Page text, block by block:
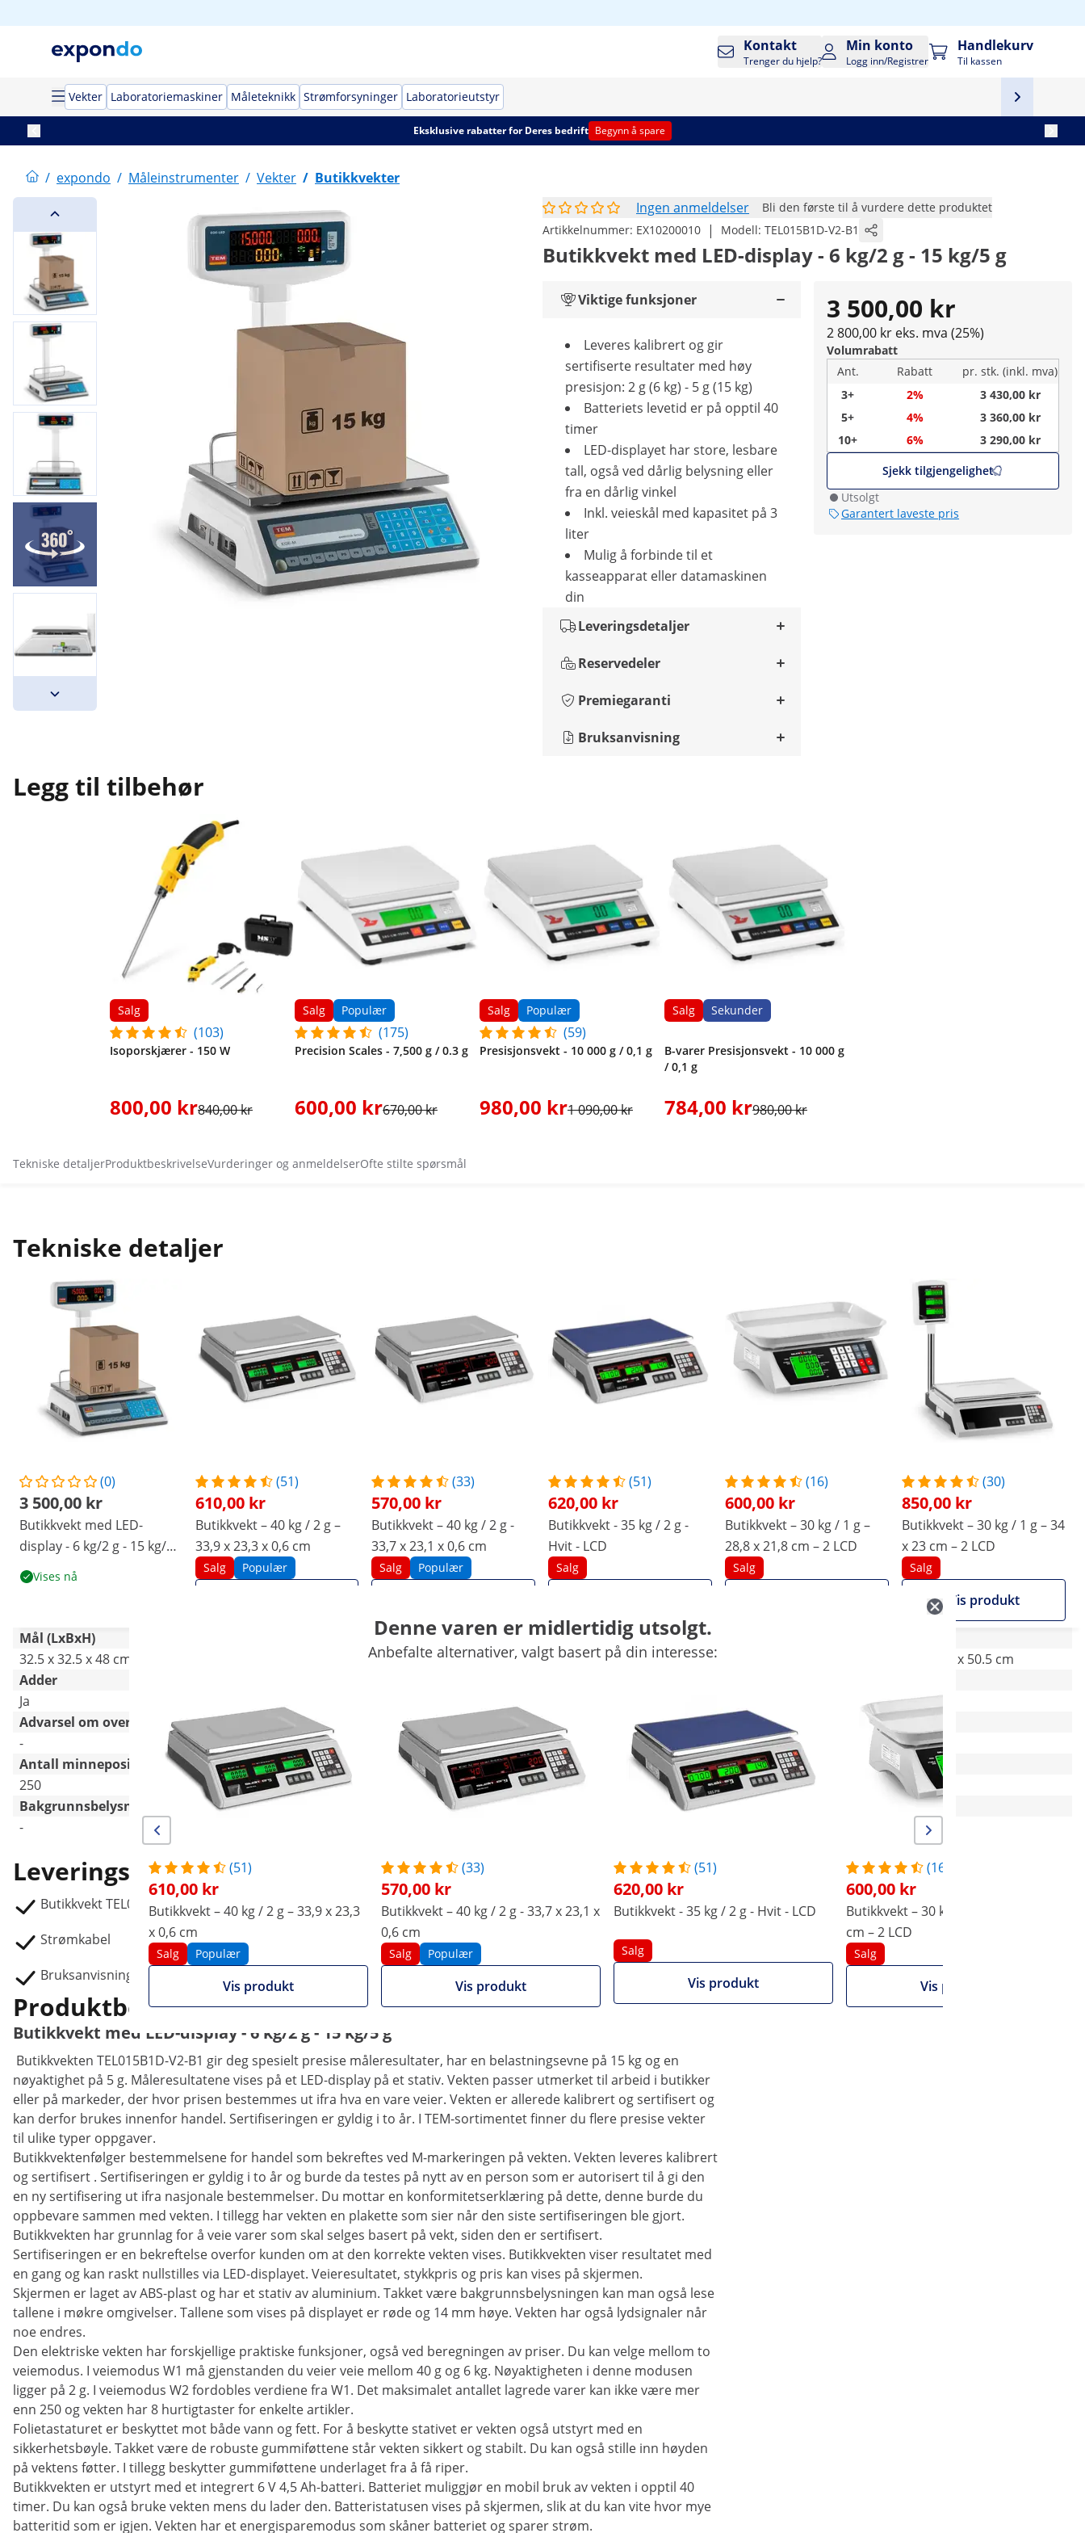
Kontakt
Trenger du hjelp?
Min konto
Logg inn/Registrer
Handlekurv
Til kassen
Vekter Laboratoriemaskiner Måleteknikk Strømforsyninger Laboratorieutstyr
Eksklusive rabatter for Deres bedrift Begynn å spare
/ expondo / Måleinstrumenter / Vekter / Butikkvekter
Ingen anmeldelser
Bli den første til å vurdere dette produktet
Artikkelnummer: EX10200010 | Modell: TEL015B1D-V2-B1
Butikkvekt med LED-display - 6 kg/2 g - 15 kg/5 g
3 500,00 kr
2 800,00 kr eks. mva (25%)
Volumrabatt
Ant.
Rabatt
pr. stk. (inkl. mva)
3+
2%
3 430,00 kr
5+
4%
3 360,00 kr
10+
6%
3 290,00 kr
Sjekk tilgjengelighet
Utsolgt
Garantert laveste pris
Viktige funksjoner
Leveres kalibrert og gir
sertifiserte resultater med høy
presisjon: 2 g (6 kg) - 5 g (15 kg)
Batteriets levetid er på opptil 40
timer
LED-displayet har store, lesbare
tall, også ved dårlig belysning eller
fra en dårlig vinkel
Inkl. veieskål med kapasitet på 3
liter
Mulig å forbinde til et
kasseapparat eller datamaskinen
din
Leveringsdetaljer
Reservedeler
Premiegaranti
Bruksanvisning
Legg til tilbehør
Salg
(103)
Isoporskjærer - 150 W
800,00 kr840,00 kr
Salg Populær
(175)
Precision Scales - 7,500 g / 0.3 g
600,00 kr670,00 kr
Salg Populær
(59)
Presisjonsvekt - 10 000 g / 0,1 g
980,00 kr1 090,00 kr
Salg Sekunder
B-varer Presisjonsvekt - 10 000 g
/ 0,1 g
784,00 kr980,00 kr
Tekniske detaljerProduktbeskrivelseVurderinger og anmeldelserOfte stilte spørsmål
Tekniske detaljer
(0)
3 500,00 kr
Butikkvekt med LED-
display - 6 kg/2 g - 15 kg/5
g
Vises nå
(51)
610,00 kr
Butikkvekt – 40 kg / 2 g –
33,9 x 23,3 x 0,6 cm
Salg Populær
(33)
570,00 kr
Butikkvekt – 40 kg / 2 g -
33,7 x 23,1 x 0,6 cm
Salg Populær
(51)
620,00 kr
Butikkvekt - 35 kg / 2 g -
Hvit - LCD
Salg
(16)
600,00 kr
Butikkvekt – 30 kg / 1 g –
28,8 x 21,8 cm – 2 LCD
Salg
(30)
850,00 kr
Butikkvekt – 30 kg / 1 g – 34
x 23 cm – 2 LCD
Salg
Vis produkt
Mål (LxBxH)
32.5 x 32.5 x 48 cm
34.3 x 33 x 12 cm 11.4 x 33.2 x 34.2 cm
36.5 x 38 x 50.5 cm
Adder
Ja
Ja
Advarsel om overbelastning
-
Ja Ja Ja
Ja
Antall minneposisjoner
250
7 - -
-
Bakgrunnsbelysning
-
Leveringsomfang
Butikkvekt TEL015B1D-V2-B1
Strømkabel
Bruksanvisning
Denne varen er midlertidig utsolgt.
Anbefalte alternativer, valgt basert på din interesse:
(51)
610,00 kr
Butikkvekt – 40 kg / 2 g – 33,9 x 23,3
x 0,6 cm
Salg Populær
Vis produkt
(33)
570,00 kr
Butikkvekt – 40 kg / 2 g - 33,7 x 23,1 x
0,6 cm
Salg Populær
Vis produkt
(51)
620,00 kr
Butikkvekt - 35 kg / 2 g - Hvit - LCD
Salg
Vis produkt
(16)
600,00 kr
Butikkvekt – 30 kg / 1 g – 28,8 x 21,8
cm – 2 LCD
Salg
Vis produkt
Produktbeskrivelse
Butikkvekt med LED-display - 6 kg/2 g - 15 kg/5 g
Butikkvekten TEL015B1D-V2-B1 gir deg spesielt presise måleresultater, har en belastningsevne på 15 kg og en
nøyaktighet på 5 g. Måleresultatene vises på et LED-display på et stativ. Vekten passer utmerket til arbeid i butikker
eller på markeder, der hvor prisen bestemmes ut ifra hva en vare veier. Vekten er allerede kalibrert og sertifisert og
kan derfor brukes innenfor handel. Sertifiseringen er gyldig i to år. I TEM-sortimentet finner du flere presise vekter
til ulike typer oppgaver.
Butikkvektenfølger bestemmelsene for handel som bekreftes ved M-markeringen på vekten. Vekten leveres kalibrert
og sertifisert . Sertifiseringen er gyldig i to år og burde da testes på nytt av en person som er autorisert til å gi den
en ny sertifisering ut ifra nasjonale bestemmelser. Du mottar en konformitetserklæring på dette, denne burde du
oppbevare sammen med vekten. I tillegg har vekten en plakette som sier når den siste sertifiseringen ble gjort.
Butikkvekten har grunnlag for å veie varer som skal selges basert på vekt, siden den er sertifisert.
Sertifiseringen er en bekreftelse overfor kunden om at den korrekte vekten vises. Butikkvekten viser resultatet med
en gang og kan raskt nullstilles via LED-displayet. Veieresultatet, stykkpris og pris kan vises på skjermen.
Skjermen er laget av ABS-plast og har et stativ av aluminium. Takket være bakgrunnsbelysningen kan man også lese
tallene i møkre omgivelser. Tallene som vises på displayet er røde og 14 mm høye. Vekten har også lydsignaler når
noe endres.
Den elektriske vekten har forskjellige praktiske funksjoner, også ved beregningen av priser. Du kan velge mellom to
veiemodus. I veiemodus W1 må gjenstanden du veier veie mellom 40 g og 6 kg. Nøyaktigheten i denne modusen
ligger på 2 g. I veiemodus W2 fordobles verdiene fra W1. Det maksimalet antallet lagrede varer kan ikke være mer
enn 250 og vekten har 8 hurtigtaster for enkelte artikler.
Folietastaturet er beskyttet mot både vann og fett. For å beskytte stativet er vekten også utstyrt med en
sikkerhetsbøyle. Takket være de robuste gummiføttene står vekten sikkert og stabilt. Du kan også stille inn høyden
på vektens føtter. I tillegg beskytter gummiføttene underlaget fra å få riper.
Butikkvekten er utstyrt med et integrert 6 V 4,5 Ah-batteri. Batteriet muliggjør en mobil bruk av vekten i opptil 40
timer. Du kan også bruke vekten mens du lader den. Batteristatusen vises på skjermen, slik at du kan vite hvor mye
batteritid som er igjen. Vekten har et energisparemodus som skåner batteriet og sparer strøm.